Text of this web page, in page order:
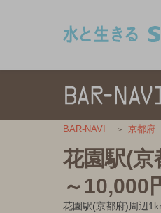
BAR-NAVI 京都府
花園駅(
～10,000
花園駅(京都府)周辺